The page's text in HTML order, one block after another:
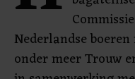
Nederlandse
onder meer Trouw